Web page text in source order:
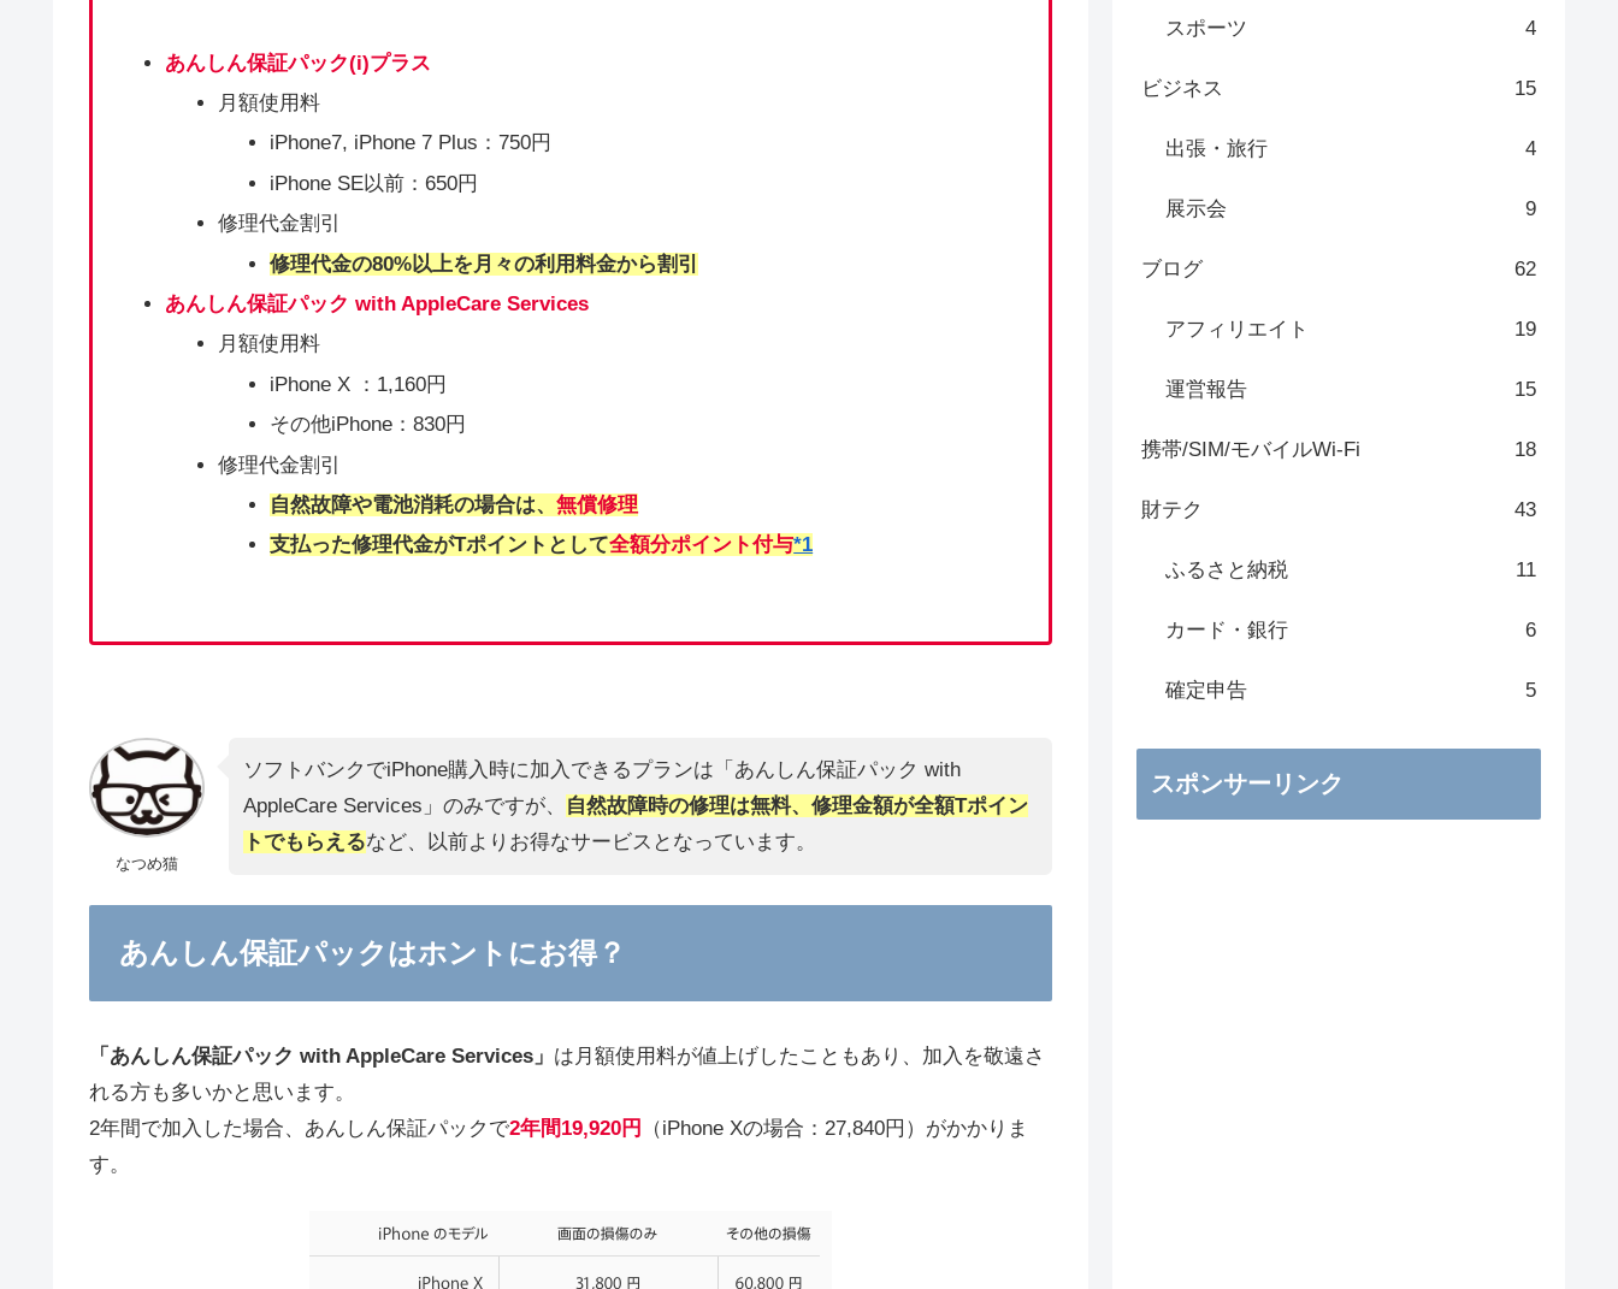
あんしん保証パック(i)プラス
月額使用料
iPhone7, iPhone 7 Plus：750円
iPhone SE以前：650円
修理代金割引
修理代金の80%以上を月々の利用料金から割引
あんしん保証パック with AppleCare Services
月額使用料
iPhone X ：1,160円
その他iPhone：830円
修理代金割引
自然故障や電池消耗の場合は、無償修理
支払った修理代金がTポイントとして全額分ポイント付与*1
なつめ猫
ソフトバンクでiPhone購入時に加入できるプランは「あんしん保証パック with
AppleCare Services」のみですが、
自然故障時の修理は無料、修理金額が全額Tポイン
トでもらえるなど、以前よりお得なサービスとなっています。
あんしん保証パックはホントにお得？
「あんしん保証パック with AppleCare Services」 は月額使用料が値上げしたこともあり、加入を敬遠さ
れる方も多いかと思います。
2年間で加入した場合、あんしん保証パックで2年間19,920円
（iPhone Xの場合：27,840円）がかかりま
す。
スポーツ 4
ビジネス 15
出張・旅行 4
展示会 9
ブログ 62
アフィリエイト 19
運営報告 15
携帯/SIM/モバイルWi-Fi 18
財テク 43
ふるさと納税 11
カード・銀行 6
確定申告 5
スポンサーリンク